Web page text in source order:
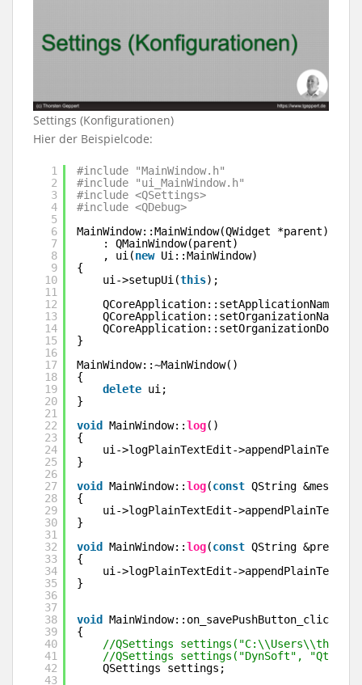
Settings (Konfigurationen)
Hier der Beispielcode:
1
2
3
4
5
6
7
8
9
10
11
12
13
14
15
16
17
18
19
20
21
22
23
24
25
26
27
28
29
30
31
32
33
34
35
36
37
38
39
40
41
42
43
#include "MainWindow.h"
#include "ui_MainWindow.h"
#include <QSettings>
#include <QDebug>
MainWindow::MainWindow(QWidget *parent)
: QMainWindow(parent)
, ui(new Ui::MainWindow)
{
ui->setupUi(this);
QCoreApplication::setApplicationName(
QCoreApplication::setOrganizationName(
QCoreApplication::setOrganizationDomain(
}
MainWindow::~MainWindow()
{
delete ui;
}
void
MainWindow::log()
{
ui->logPlainTextEdit->appendPlainText(
}
void
MainWindow::log(const QString &message)
{
ui->logPlainTextEdit-
}
void
MainWindow::log(const QString &prefix,
{
ui->logPlainTextEdit-
}
void
MainWindow::on_savePushButton_clicked()
{
//QSettings
//QSettings settings("DynSoft",
QSettings settings;